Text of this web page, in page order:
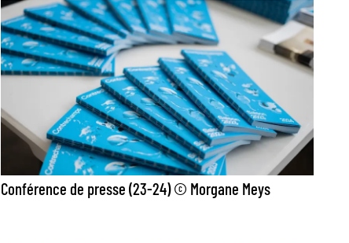
Conférence de presse (23-24) © Morgane Meys